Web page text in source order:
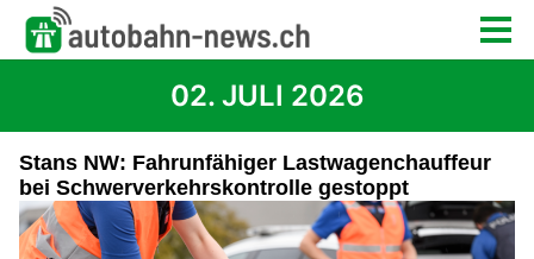
02. JULI 2026
Stans NW: Fahrunfähiger Lastwagenchauffeur
bei Schwerverkehrskontrolle gestoppt